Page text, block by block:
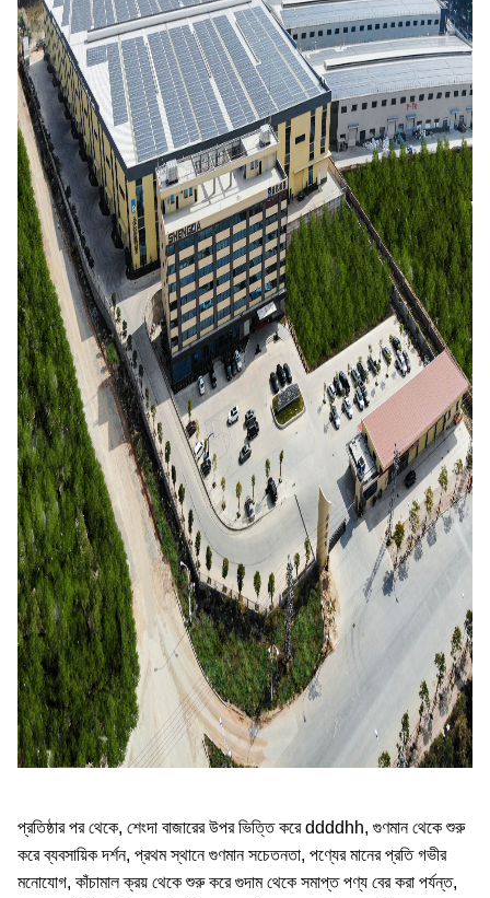
প্রতিষ্ঠার পর থেকে, শেংদা বাজারের উপর ভিত্তি করে ddddhh, গুণমান থেকে শুরু
করে ব্যবসায়িক দর্শন, প্রথম স্থানে গুণমান সচেতনতা, পণ্যের মানের প্রতি গভীর
মনোযোগ, কাঁচামাল ক্রয় থেকে শুরু করে গুদাম থেকে সমাপ্ত পণ্য বের করা পর্যন্ত,